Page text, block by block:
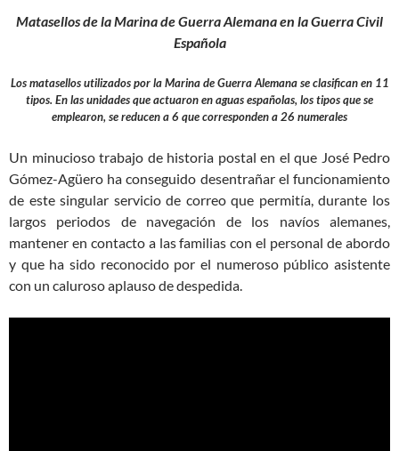
Matasellos de la Marina de Guerra Alemana en la Guerra Civil
Española
Los matasellos utilizados por la Marina de Guerra Alemana se clasifican en 11
tipos. En las unidades que actuaron en aguas españolas, los tipos que se
emplearon, se reducen a 6 que corresponden a 26 numerales
Un minucioso trabajo de historia postal en el que José Pedro
Gómez-Agüero ha conseguido desentrañar el funcionamiento
de este singular servicio de correo que permitía, durante los
largos periodos de navegación de los navíos alemanes,
mantener en contacto a las familias con el personal de abordo
y que ha sido reconocido por el numeroso público asistente
con un caluroso aplauso de despedida.